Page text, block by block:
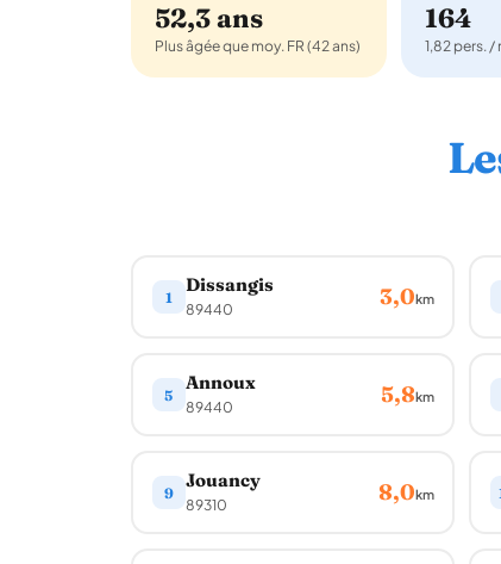
52,3 ans
Plus âgée que moy. FR (42 ans)
164
1,82 pers.
1
Dissangis
89440 3,0km
5
Annoux
89440 5,8km
9
Jouancy
89310 8,0km